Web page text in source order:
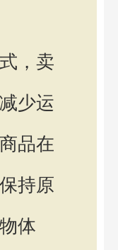
，卖
少运
品在
持原
体